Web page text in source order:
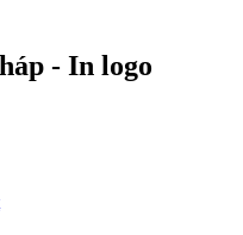
- In logo